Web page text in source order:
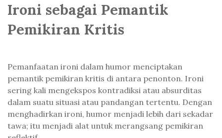
Ironi sebagai Pemantik
Pemikiran Kritis
Pemanfaatan ironi dalam humor menciptakan
pemantik pemikiran kritis di antara penonton. Ironi
sering kali mengekspos kontradiksi atau absurditas
dalam suatu situasi atau pandangan tertentu. Dengan
menghadirkan ironi, humor menjadi lebih dari sekadar
tawa; itu menjadi alat untuk merangsang pemikiran